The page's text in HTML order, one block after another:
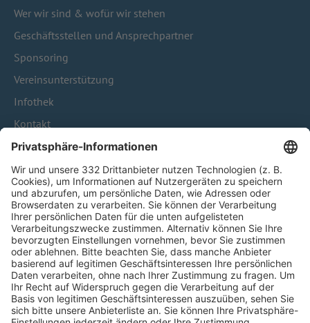
Wer wir sind & wofür wir stehen
Geschäftsstellen und Ansprechpartner
Sponsoring
Vereinsunterstützung
Infothek
Kontakt
HÄUFIG BESUCHTE SEITEN
Pässe und Vereinswechsel
Trainerausbildung
Schulungsangebot Vereinsmitarbeiter
BFV-Geschäftsstellen
Trainerbörse
Login SpielPlus